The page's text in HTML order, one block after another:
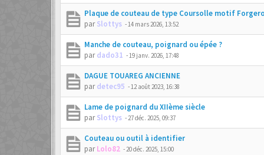
Plaque de couteau de type Coursolle motif
parSlottys -14 mars 2026, 13:52
Manche de couteau, poignard ou épée ?
pardado31 -19 janv. 2026, 17:48
DAGUE TOUAREG ANCIENNE
pardetec95 -12 août 2023, 16:38
Lame de poignard du XIIème siècle
parSlottys -27 déc. 2025, 09:37
Couteau ou outil à identifier
parLolo82 -20 déc. 2025, 15:00